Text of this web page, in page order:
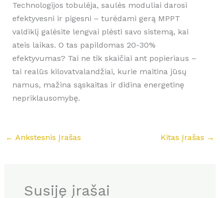
Technologijos tobulėja, saulės moduliai darosi
efektyvesni ir pigesni – turėdami gerą MPPT
valdiklį galėsite lengvai plėsti savo sistemą, kai
ateis laikas. O tas papildomas 20-30%
efektyvumas? Tai ne tik skaičiai ant popieriaus –
tai realūs kilovatvalandžiai, kurie maitina jūsų
namus, mažina sąskaitas ir didina energetinę
nepriklausomybę.
← Ankstesnis Įrašas Kitas Įrašas →
Susiję įrašai